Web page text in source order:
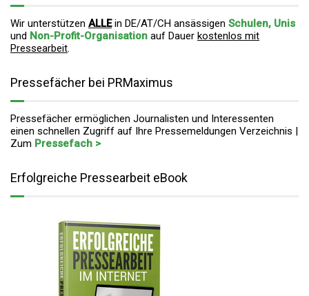
Wir unterstützen ALLEin DE/AT/CH ansässigen Schulen, Unis
und Non-Profit-Organisation auf Dauer kostenlos mit
Pressearbeit.
Pressefächer bei PRMaximus
Pressefächer ermöglichen Journalisten und Interessenten
einen schnellen Zugriff auf Ihre Pressemeldungen Verzeichnis |
Zum Pressefach >
Erfolgreiche Pressearbeit eBook